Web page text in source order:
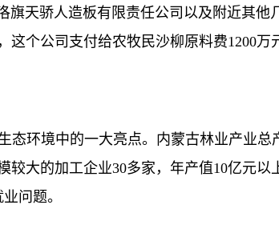
天骄人造板有限责任公司以及附近其他
个公司支付给农牧民沙柳原料费1200万
环境中的一大亮点。内蒙古林业产业总
大的加工企业30多家，年产值10亿元以
问题。